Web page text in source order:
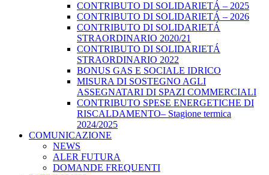
CONTRIBUTO DI SOLIDARIETÁ – 2025
CONTRIBUTO DI SOLIDARIETÁ – 2026
CONTRIBUTO DI SOLIDARIETÁ
STRAORDINARIO 2020/21
CONTRIBUTO DI SOLIDARIETÁ
STRAORDINARIO 2022
BONUS GAS E SOCIALE IDRICO
MISURA DI SOSTEGNO AGLI
ASSEGNATARI DI SPAZI COMMERCIALI
CONTRIBUTO SPESE ENERGETICHE DI
RISCALDAMENTO– Stagione termica
2024/2025
COMUNICAZIONE
NEWS
ALER FUTURA
DOMANDE FREQUENTI